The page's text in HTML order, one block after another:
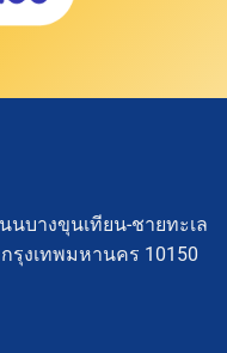
นบางขุนเทียน-ชายทะเล
รุงเทพมหานคร 10150